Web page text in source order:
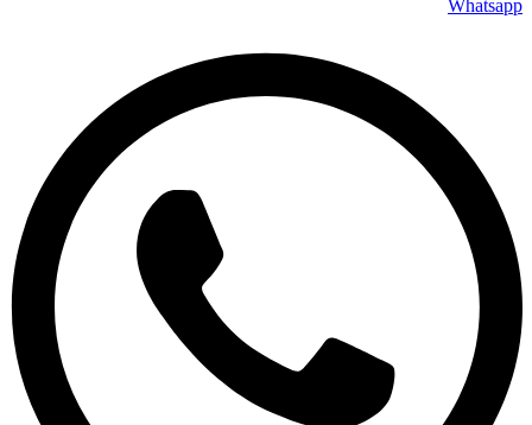
Whatsapp